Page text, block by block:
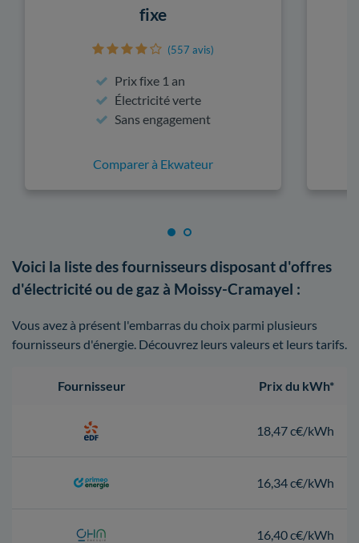
fixe
(557 avis)
Prix fixe 1 an
Électricité verte
Sans engagement
Comparer à Ekwateur
Voici la liste des fournisseurs disposant d'offres
d'électricité ou de gaz à Moissy-Cramayel :
Vous avez à présent l'embarras du choix parmi plusieurs
fournisseurs d'énergie. Découvrez leurs valeurs et leurs tarifs.
Fournisseur Prix du kWh*
18,47 c€/kWh
16,34 c€/kWh
16,40 c€/kWh